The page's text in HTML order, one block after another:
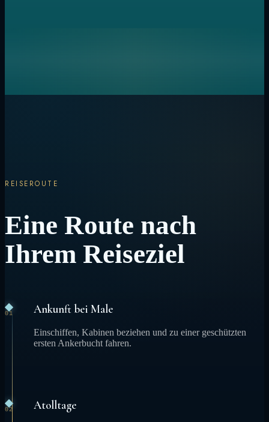
REISEROUTE
Eine Route nach
Ihrem Reiseziel
01 Ankunft bei Male
Einschiffen, Kabinen beziehen und zu einer geschützten
ersten Ankerbucht fahren.
02 Atolltage